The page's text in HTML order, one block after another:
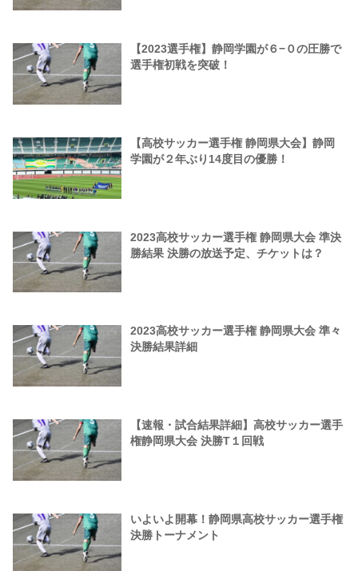
【2023選手権】静岡学園が６−０の圧勝で
選手権初戦を突破！
【高校サッカー選手権 静岡県大会】静岡
学園が２年ぶり14度目の優勝！
2023高校サッカー選手権 静岡県大会 準決
勝結果 決勝の放送予定、チケットは？
2023高校サッカー選手権 静岡県大会 準々
決勝結果詳細
【速報・試合結果詳細】高校サッカー選手
権静岡県大会 決勝T１回戦
いよいよ開幕！静岡県高校サッカー選手権
決勝トーナメント